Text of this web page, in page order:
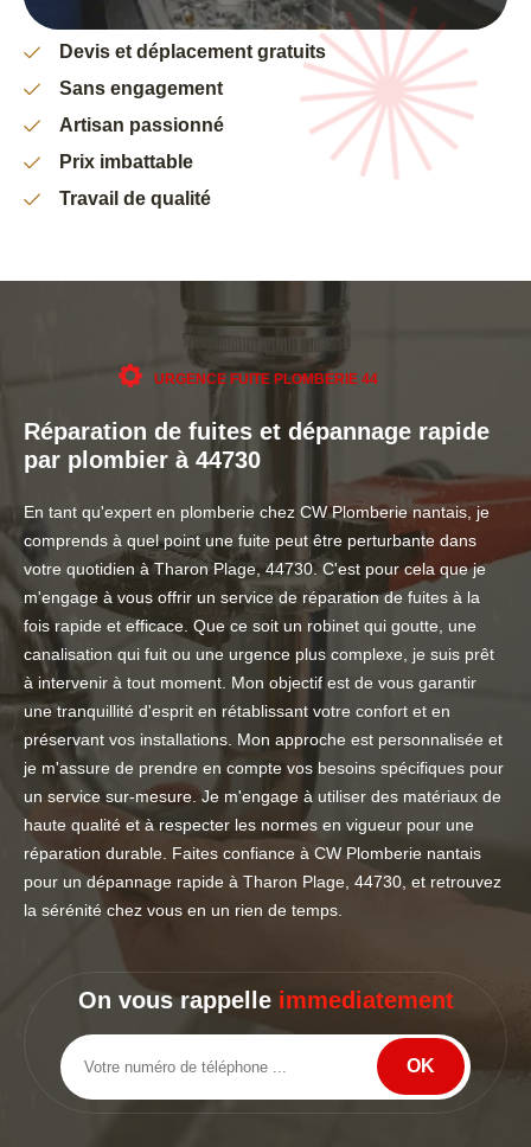
Devis et déplacement gratuits
Sans engagement
Artisan passionné
Prix imbattable
Travail de qualité
URGENCE FUITE PLOMBERIE 44
Réparation de fuites et dépannage rapide
par plombier à 44730
En tant qu'expert en plomberie chez CW Plomberie nantais, je
comprends à quel point une fuite peut être perturbante dans
votre quotidien à Tharon Plage, 44730. C'est pour cela que je
m'engage à vous offrir un service de réparation de fuites à la
fois rapide et efficace. Que ce soit un robinet qui goutte, une
canalisation qui fuit ou une urgence plus complexe, je suis prêt
à intervenir à tout moment. Mon objectif est de vous garantir
une tranquillité d'esprit en rétablissant votre confort et en
préservant vos installations. Mon approche est personnalisée et
je m'assure de prendre en compte vos besoins spécifiques pour
un service sur-mesure. Je m'engage à utiliser des matériaux de
haute qualité et à respecter les normes en vigueur pour une
réparation durable. Faites confiance à CW Plomberie nantais
pour un dépannage rapide à Tharon Plage, 44730, et retrouvez
la sérénité chez vous en un rien de temps.
On vous rappelle immediatement